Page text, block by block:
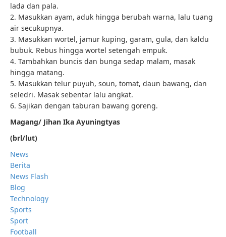
lada dan pala.
2. Masukkan ayam, aduk hingga berubah warna, lalu tuang
air secukupnya.
3. Masukkan wortel, jamur kuping, garam, gula, dan kaldu
bubuk. Rebus hingga wortel setengah empuk.
4. Tambahkan buncis dan bunga sedap malam, masak
hingga matang.
5. Masukkan telur puyuh, soun, tomat, daun bawang, dan
seledri. Masak sebentar lalu angkat.
6. Sajikan dengan taburan bawang goreng.
Magang/ Jihan Ika Ayuningtyas
(brl/lut)
News
Berita
News Flash
Blog
Technology
Sports
Sport
Football